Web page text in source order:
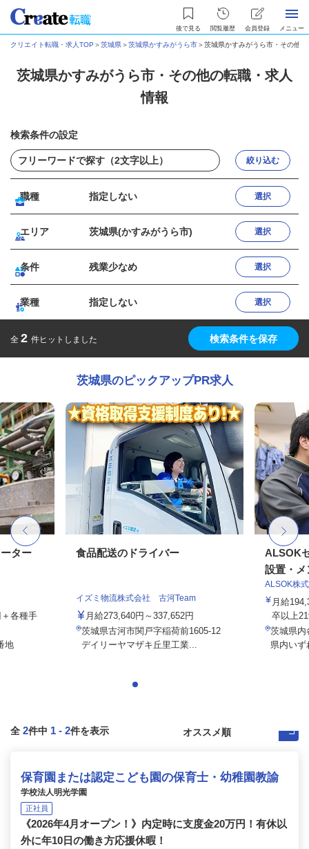
後で見る 閲覧履歴 会員登録 メニュー
クリエイト転職・求人TOP ＞茨城県＞茨城県かすみがうら市＞茨城県かすみがうら市・その他
茨城県かすみがうら市・その他の転職・求人
情報
検索条件の設定
絞り込む
職種 指定しない 選択
エリア 茨城県(かすみがうら市) 選択
条件 残業少なめ 選択
業種 指定しない 選択
全 2 件ヒットしました 検索条件を保存
茨城県のピックアップPR求人
ター
各種手
地
食品配送のドライバー
イズミ物流株式会社 古河Team
月給273,640円～337,652円
茨城県古河市関戸字稲荷前1605-12
デイリーヤマザキ丘里工業...
ALSOK
設置・メ
ALSOK株
月給
卒以上
茨城県
県内いず
全 2件中 1 - 2件を表示
保育園または認定こども園の保育士・幼稚園教諭
学校法人明光学園
正社員
《2026年4月オープン！》内定時に支度金20万円！有休以
外に年10日の働き方応援休暇！